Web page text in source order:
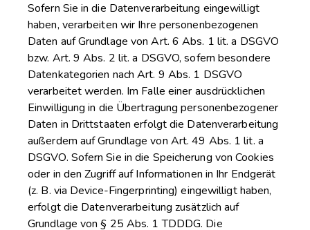
Sofern Sie in die Datenverarbeitung eingewilligt
haben, verarbeiten wir Ihre personenbezogenen
Daten auf Grundlage von Art. 6 Abs. 1 lit. a DSGVO
bzw. Art. 9 Abs. 2 lit. a DSGVO, sofern besondere
Datenkategorien nach Art. 9 Abs. 1 DSGVO
verarbeitet werden. Im Falle einer ausdrücklichen
Einwilligung in die Übertragung personenbezogener
Daten in Drittstaaten erfolgt die Datenverarbeitung
außerdem auf Grundlage von Art. 49 Abs. 1 lit. a
DSGVO. Sofern Sie in die Speicherung von Cookies
oder in den Zugriff auf Informationen in Ihr Endgerät
(z. B. via Device-Fingerprinting) eingewilligt haben,
erfolgt die Datenverarbeitung zusätzlich auf
Grundlage von § 25 Abs. 1 TDDDG. Die